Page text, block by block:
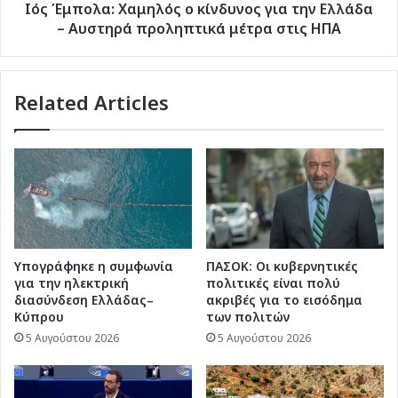
Αυστηρά
προληπτικά
στις
Ιός Έμπολα: Χαμηλός ο κίνδυνος για την Ελλάδα
– Αυστηρά προληπτικά μέτρα στις ΗΠΑ
Related Articles
Υπογράφηκε η συμφωνία
για την ηλεκτρική
διασύνδεση Ελλάδας–
Κύπρου
5 Αυγούστου 2026
ΠΑΣΟΚ: Οι κυβερνητικές
πολιτικές είναι πολύ
ακριβές για το εισόδημα
των πολιτών
5 Αυγούστου 2026